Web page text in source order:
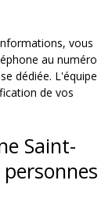
vous
au numéro
dédiée. L'équipe
de vos
Saint-